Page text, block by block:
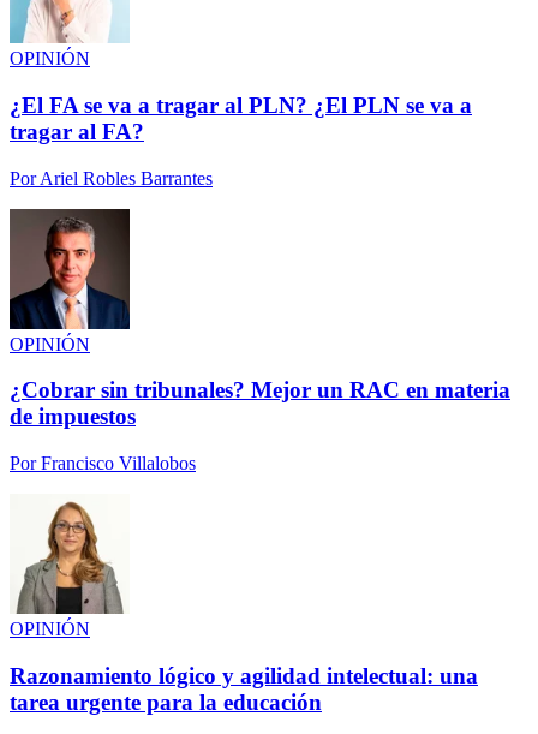
OPINIÓN
¿El FA se va a tragar al PLN? ¿El PLN se va a
tragar al FA?
PorAriel Robles Barrantes
OPINIÓN
¿Cobrar sin tribunales? Mejor un RAC en materia
de impuestos
PorFrancisco Villalobos
OPINIÓN
Razonamiento lógico y agilidad intelectual: una
tarea urgente para la educación